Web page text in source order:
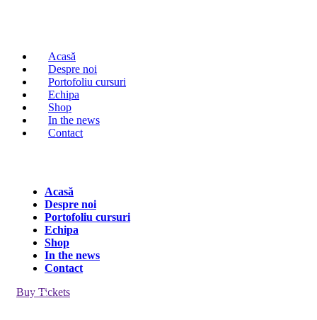
Acasă
Despre noi
Portofoliu cursuri
Echipa
Shop
In the news
Contact
Acasă
Despre noi
Portofoliu cursuri
Echipa
Shop
In the news
Contact
Buy Tickets